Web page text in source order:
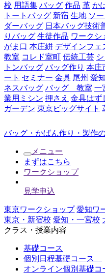
校 用語集 バッグ 作品 革 か
トートバッグ 新宿 生地 ソ
ダーバッグ 日本バッグ技術
りバッグ 生徒作品 ワークシ
がま口 本庄絣 デザインフェ
教室 コレド室町 伝統工芸
トンバッグ バッグ作り 本庄
ート セミナー 金具 尾州 愛知
ネスバッグ バッグ 教室 一
業用ミシン 押さえ 金具はず
ガーデン 東京ビッグサイト
バッグ・かばん作り・製作
メニュー
まずはこちら
ワークショップ
見学申込
東京ワークショップ 愛知ワ
東京・新宿校 愛知・一宮校
クラス・授業内容
基礎コース
個別日程基礎コース
オンライン個別基礎コ